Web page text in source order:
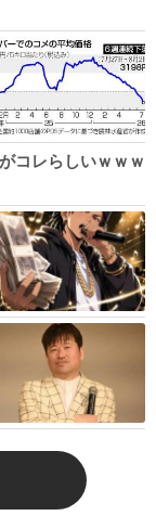
コレらしいｗｗｗ